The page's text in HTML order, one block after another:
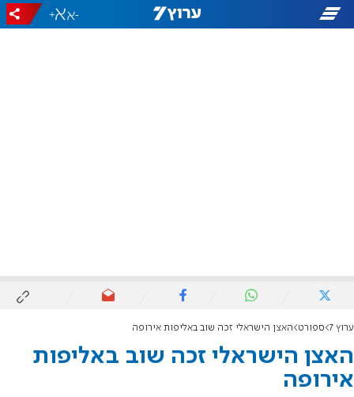
-
+
ערוץ 7 ספורט האצן הישראלי זכה שוב באליפות אירופה
האצן הישראלי זכה שוב באליפות
אירופה